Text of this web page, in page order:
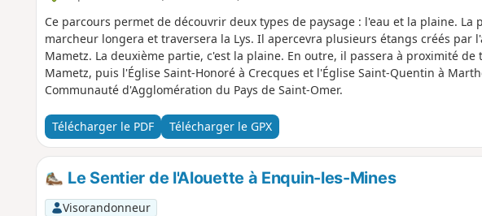
Ce parcours permet de découvrir deux types de paysage : l'eau et la plaine. La
marcheur longera et traversera la Lys. Il apercevra plusieurs étangs créés par
Mametz. La deuxième partie, c'est la plaine. En outre, il passera à proximité de
Mametz, puis l'Église Saint-Honoré à Crecques et l'Église Saint-Quentin à
Communauté d'Agglomération du Pays de Saint-Omer.
Télécharger le PDF Télécharger le GPX
Le Sentier de l'Alouette à Enquin-les-Mines
Visorandonneur